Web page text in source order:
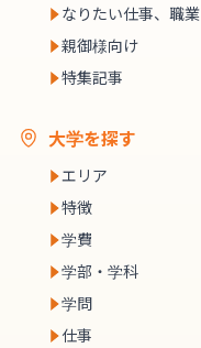
なりたい仕事、職業
親御様向け
特集記事
大学を探す
エリア
特徴
学費
学部・学科
学問
仕事